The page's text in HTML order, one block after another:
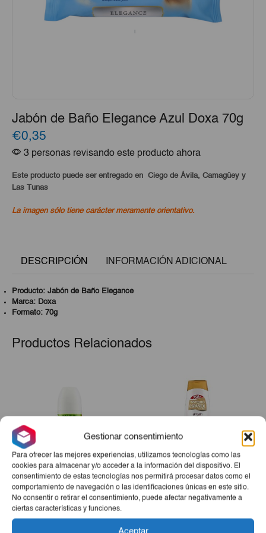
Gestionar consentimiento
Para ofrecer las mejores experiencias, utilizamos tecnologías como las
cookies para almacenar y/o acceder a la información del dispositivo. El
consentimiento de estas tecnologías nos permitirá procesar datos como el
comportamiento de navegación o las identificaciones únicas en este sitio.
No consentir o retirar el consentimiento, puede afectar negativamente a
ciertas características y funciones.
Aceptar
Jabón de Baño Elegance Azul Doxa 70g
€0,35
3 personas revisando este producto ahora
Este producto puede ser entregado en Ciego de Ávila, Camagüey y
Las Tunas
La imagen sólo tiene carácter meramente orientativo.
DESCRIPCIÓN INFORMACIÓN ADICIONAL
Producto: Jabón de Baño Elegance
Marca: Doxa
Formato: 70g
Productos Relacionados
Desodorante Piel Sana Roll
On IE 75 Ml
€2,15
Gel De Ducha Argán IE
750ml
€2,82